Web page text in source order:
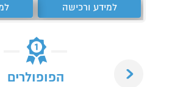
למידע ורכישה
הפופולרים